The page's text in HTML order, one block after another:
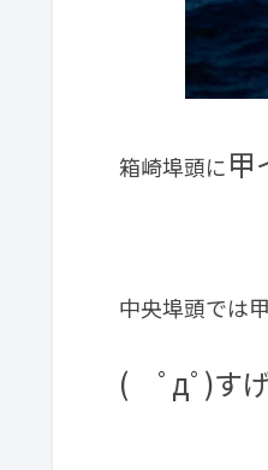
箱崎埠頭に甲
中央埠頭では
( ﾟдﾟ)す